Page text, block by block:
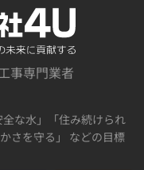
事専門業者
な水」「住み続けられ
さを守る」 などの目標